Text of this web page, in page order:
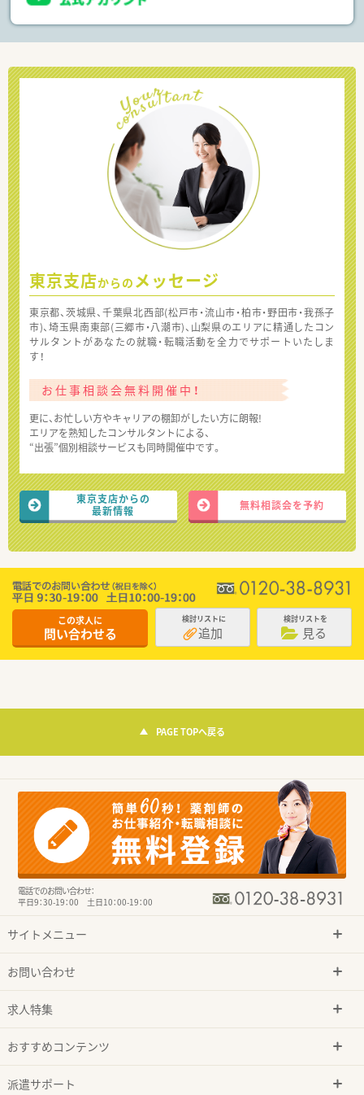
東京支店からの メッセージ
東京都、茨城県、千葉県北西部(松戸市・流山市・柏市・野田市・我孫子
市)、埼玉県南東部(三郷市・八潮市)、山梨県のエリアに精通したコン
サルタントがあなたの就職・転職活動を全力でサポートいたしま
す！
お仕事相談会無料開催中！
更に、お忙しい方やキャリアの棚卸がしたい方に朗報!
エリアを熟知したコンサルタントによる、
“出張”個別相談サービスも同時開催中です。
東京支店からの
最新情報
無料相談会を予約
この求人に
問い合わせる
検討リストに
追加
検討リストを
見る
PAGE TOPへ戻る
電話でのお問い合わせ：
平日9：30-19：00 土日10：00-19：00
サイトメニュー
お問い合わせ
求人特集
おすすめコンテンツ
派遣サポート